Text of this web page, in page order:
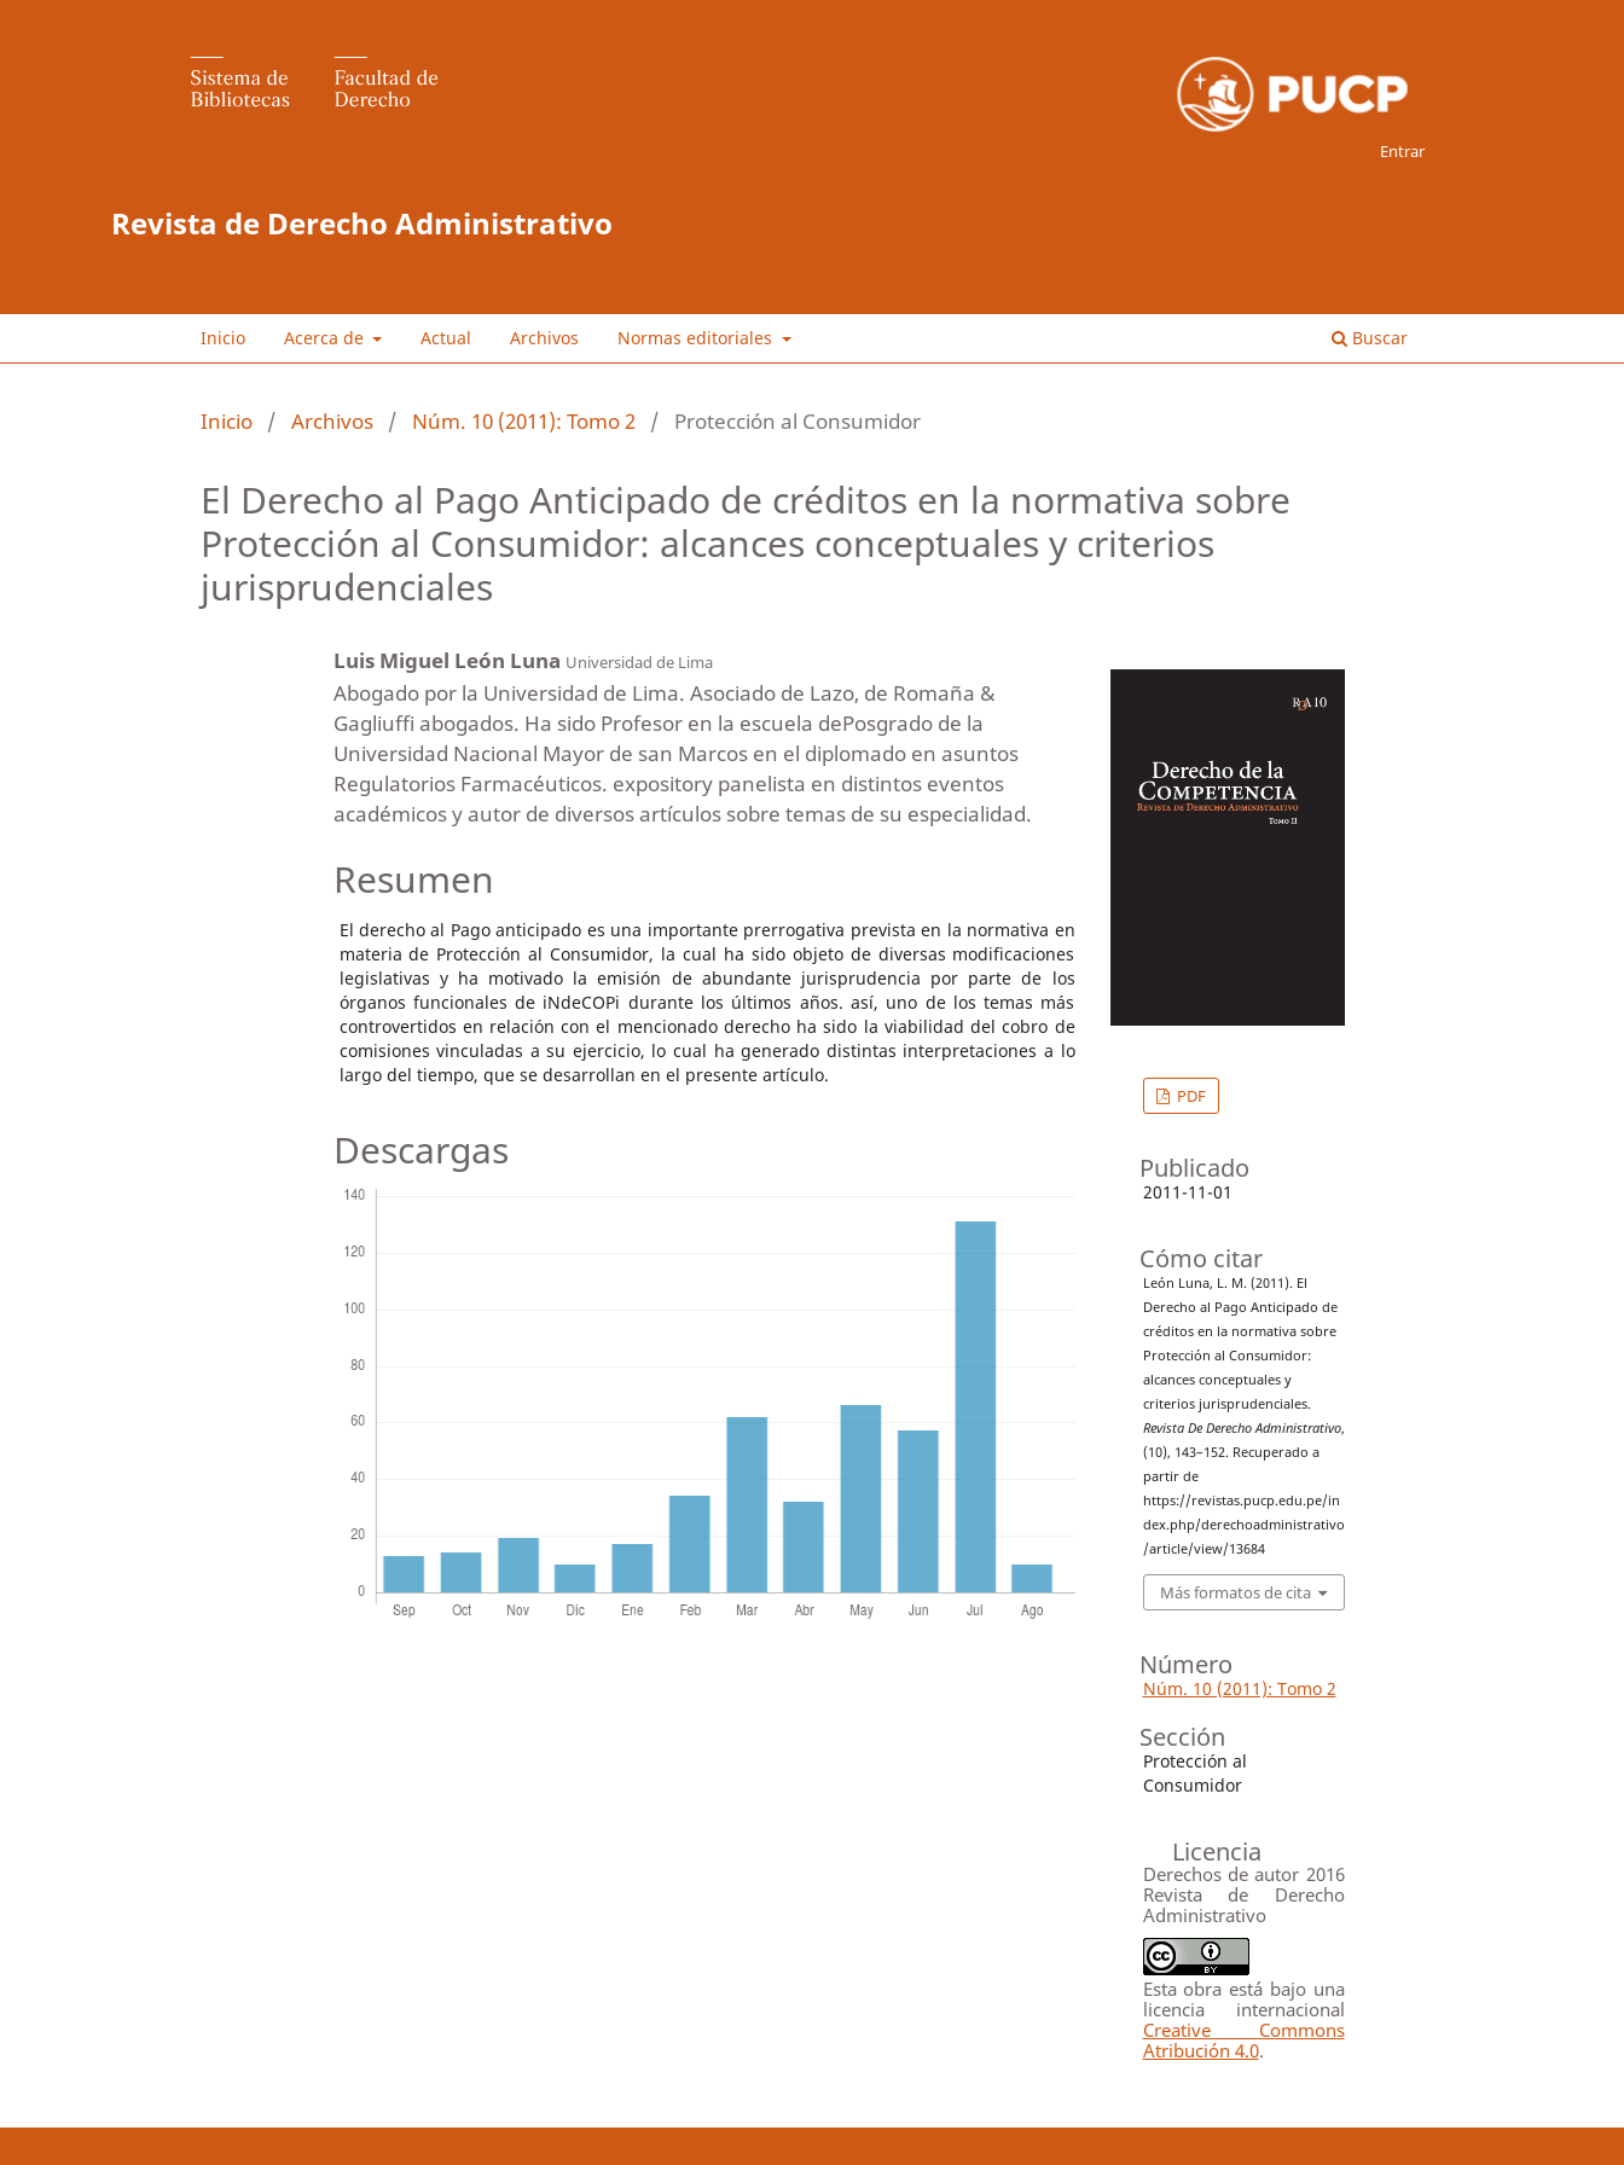
Revista de Derecho Administrativo
Inicio Acerca de Actual Archivos Normas editoriales Buscar
Entrar
Inicio / Archivos / Núm. 10 (2011): Tomo 2 / Protección al Consumidor
El Derecho al Pago Anticipado de créditos en la normativa sobre
Protección al Consumidor: alcances conceptuales y criterios
jurisprudenciales
Luis Miguel León Luna Universidad de Lima
Abogado por la Universidad de Lima. Asociado de Lazo, de Romaña &
Gagliuffi abogados. Ha sido Profesor en la escuela dePosgrado de la
Universidad Nacional Mayor de san Marcos en el diplomado en asuntos
Regulatorios Farmacéuticos. expository panelista en distintos eventos
académicos y autor de diversos artículos sobre temas de su especialidad.
Resumen
El derecho al Pago anticipado es una importante prerrogativa prevista en la normativa en
materia de Protección al Consumidor, la cual ha sido objeto de diversas modificaciones
legislativas y ha motivado la emisión de abundante jurisprudencia por parte de los
órganos funcionales de iNdeCOPi durante los últimos años. así, uno de los temas más
controvertidos en relación con el mencionado derecho ha sido la viabilidad del cobro de
comisiones vinculadas a su ejercicio, lo cual ha generado distintas interpretaciones a lo
largo del tiempo, que se desarrollan en el presente artículo.
Descargas
PDF
Publicado
2011-11-01
Cómo citar
León Luna, L. M. (2011). El
Derecho al Pago Anticipado de
créditos en la normativa sobre
Protección al Consumidor:
alcances conceptuales y
criterios jurisprudenciales.
Revista De Derecho Administrativo,
(10), 143–152. Recuperado a
partir de
https://revistas.pucp.edu.pe/in
dex.php/derechoadministrativo
/article/view/13684
Más formatos de cita
Número
Núm. 10 (2011): Tomo 2
Sección
Protección al
Consumidor
Licencia
Derechos de autor 2016
Revista de Derecho
Administrativo
Esta obra está bajo una
licencia internacional
Creative Commons
Atribución 4.0.